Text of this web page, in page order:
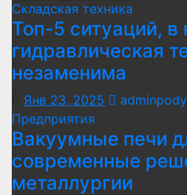
Складская техника
Топ-5 ситуаций, в
гидравлическая
незаменима
Янв 23, 2025
Предприятия
Вакуумные печи
современные
металлургии